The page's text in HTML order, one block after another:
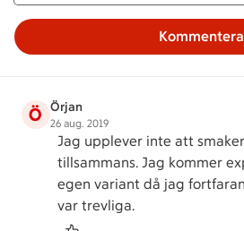
Kommentera
Ö Örjan
26 aug. 2019
Jag upplever inte att
tillsammans. Jag kommer
egen variant då jag
var trevliga.